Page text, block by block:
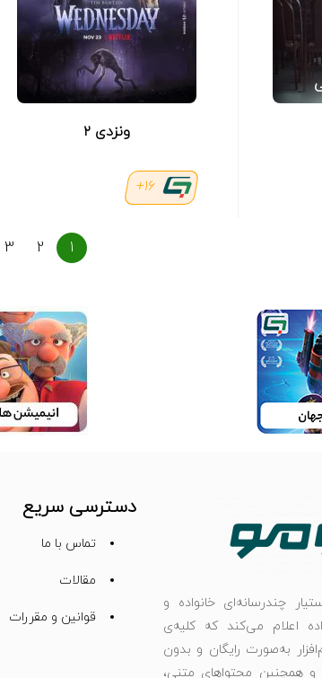
ونزدی ۲
16+
1
2
3
چندرسانه‌ای خانواده و
اعلام می‌کند که کلیه‌ی
به‌صورت رایگان و بدون
همچنین محتواهای متنی،
دسترسی سریع
تماس با ما
مقالات
قوانین و مقررات